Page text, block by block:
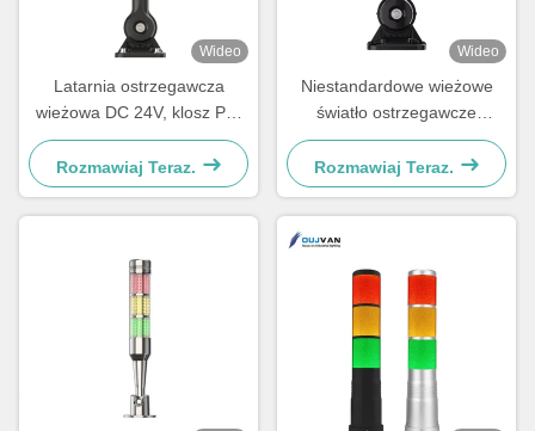
Wideo
Latarnia ostrzegawcza
wieżowa DC 24V, klosz PC,
wskaźnik sygnału
alarmowego
Rozmawiaj Teraz.
Wideo
Niestandardowe wieżowe
światło ostrzegawcze
Jednowarstwowe
Trójkolorowe Światło
Sygnalizacyjne LED
Rozmawiaj Teraz.